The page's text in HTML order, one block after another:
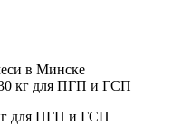
в Минске
кг для ПГП и ГСП